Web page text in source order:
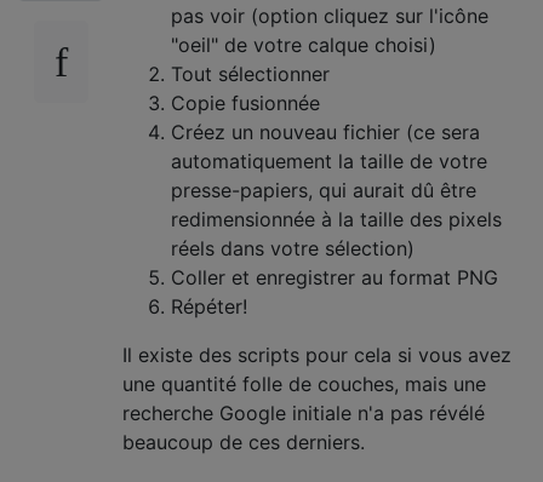
pas voir (option cliquez sur l'icône
"oeil" de votre calque choisi)
Tout sélectionner
Copie fusionnée
Créez un nouveau fichier (ce sera
automatiquement la taille de votre
presse-papiers, qui aurait dû être
redimensionnée à la taille des pixels
réels dans votre sélection)
Coller et enregistrer au format PNG
Répéter!
Il existe des scripts pour cela si vous avez
une quantité folle de couches, mais une
recherche Google initiale n'a pas révélé
beaucoup de ces derniers.